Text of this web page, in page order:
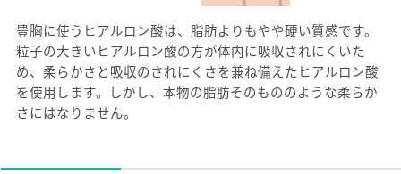
豊胸に使うヒアルロン酸は、脂肪よりもやや硬い質感です。
粒子の大きいヒアルロン酸の方が体内に吸収されにくいた
め、柔らかさと吸収のされにくさを兼ね備えたヒアルロン酸
を使用します。しかし、本物の脂肪そのもののような柔らか
さにはなりません。